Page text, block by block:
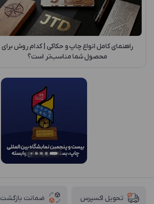
راهنمای کامل انواع چاپ و حکاکی | کدام روش برای
محصول شما مناسب‌تر است؟
تحویل اکسپرس ضمانت بازگشت